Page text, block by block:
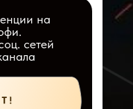
на
сетей